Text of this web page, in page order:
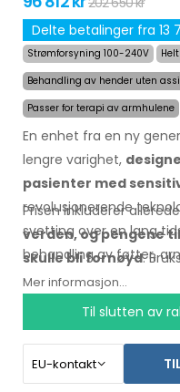
Delte betalinger fra 13
Strømforsyning 100-240V
Behandling av hender uten
Passer for terapi av armhulene
En enhet fra en ny
lengre varighet,
pasienter med
revolusjonerende
svetting over en lang
behandling av føtter,
hjelp fra andre personer
grunnpakken).
Prisen inkluderer
verden, og pengene
skulle bli fornøyd.
Mer informasjon...
Til slutten av